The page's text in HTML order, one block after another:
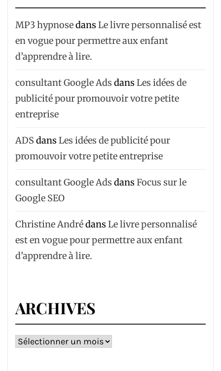
MP3 hypnosedans Le livre personnalisé est
en vogue pour permettre aux enfant
d’apprendre à lire.
consultant Google Ads dans Les idées de
publicité pour promouvoir votre petite
entreprise
ADS dans Les idées de publicité pour
promouvoir votre petite entreprise
consultant Google Ads dans Focus sur le
Google SEO
Christine Andrédans Le livre personnalisé
est en vogue pour permettre aux enfant
d’apprendre à lire.
ARCHIVES
Archives